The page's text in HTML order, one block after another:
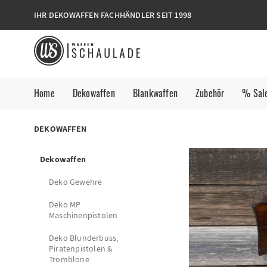
IHR DEKOWAFFEN FACHHÄNDLER SEIT 1998
Home Dekowaffen Blankwaffen Zubehör %
DEKOWAFFEN
Dekowaffen
Deko Gewehre
Deko MP
Maschinenpistolen
Deko Blunderbuss,
Piratenpistolen &
Tromblone